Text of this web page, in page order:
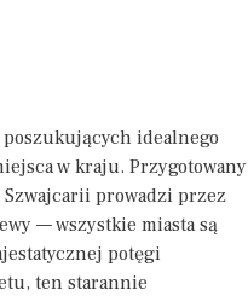
idealnego
w kraju. Przygotowany
prowadzi przez
— wszystkie miasta są
potęgi
ten starannie